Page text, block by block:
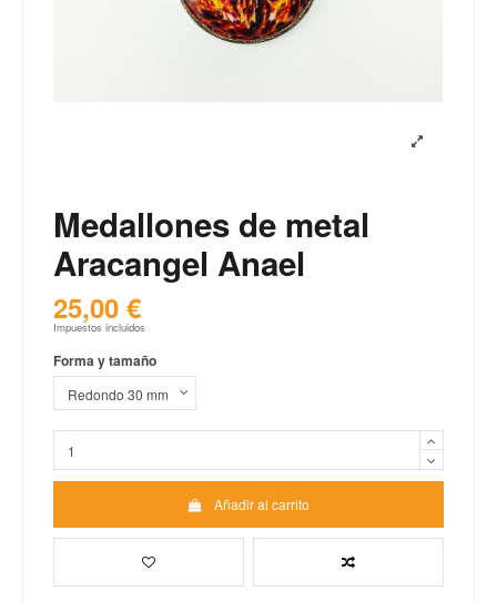
Medallones de metal
Aracangel Anael
25,00 €
Impuestos incluidos
Forma y tamaño
Añadir al carrito